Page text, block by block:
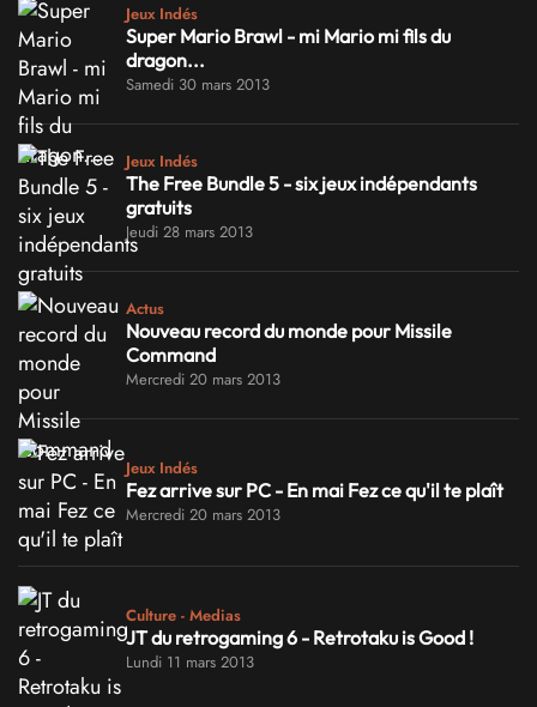
Jeux Indés
Super Mario Brawl - mi Mario mi fils du
dragon...
Samedi 30 mars 2013
Jeux Indés
The Free Bundle 5 - six jeux indépendants
gratuits
Jeudi 28 mars 2013
Actus
Nouveau record du monde pour Missile
Command
Mercredi 20 mars 2013
Jeux Indés
Fez arrive sur PC - En mai Fez ce qu'il te plaît
Mercredi 20 mars 2013
Culture - Medias
JT du retrogaming 6 - Retrotaku is Good !
Lundi 11 mars 2013